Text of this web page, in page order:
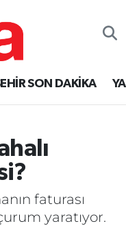
SON DAKİKA
faturası
yaratıyor.